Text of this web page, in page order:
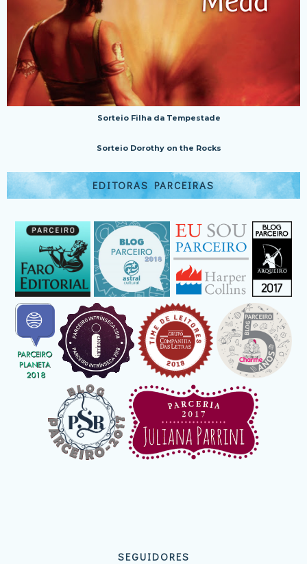
Sorteio Filha da Tempestade
Sorteio Dorothy on the Rocks
EDITORAS PARCEIRAS
SEGUIDORES